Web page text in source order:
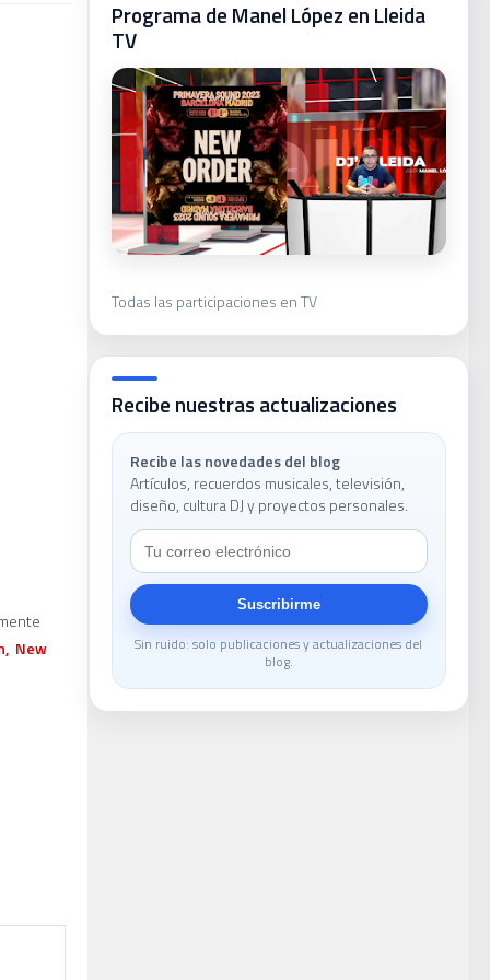
New
Programa de Manel López en Lleida
TV
Todas las participaciones en TV
Recibe nuestras actualizaciones
Recibe las novedades del blog
Artículos, recuerdos musicales, televisión,
diseño, cultura DJ y proyectos personales.
Suscribirme
Sin ruido: solo publicaciones y actualizaciones del
blog.